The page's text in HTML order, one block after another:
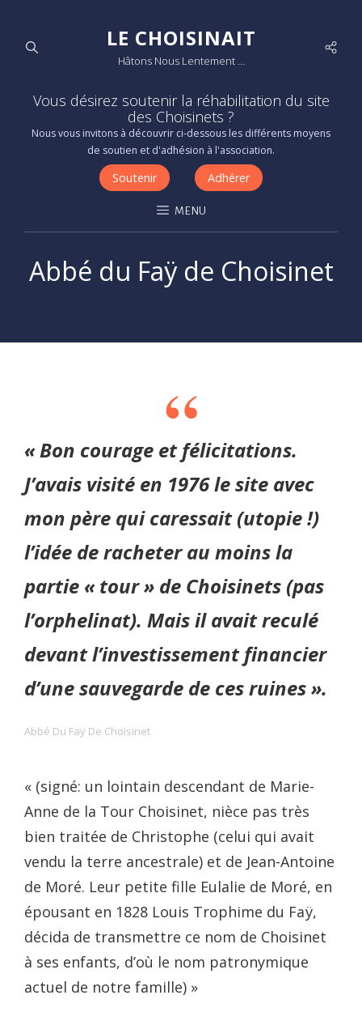
LE CHOISINAIT
Hâtons Nous Lentement …
Vous désirez soutenir la réhabilitation du site
des Choisinets ?
Nous vous invitons à découvrir ci-dessous les différents moyens
de soutien et d'adhésion à l'association.
Soutenir Adhérer
MENU
Abbé du Faÿ de Choisinet
« Bon courage et félicitations.
J’avais visité en 1976 le site avec
mon père qui caressait (utopie !)
l’idée de racheter au moins la
partie « tour » de Choisinets (pas
l’orphelinat). Mais il avait reculé
devant l’investissement financier
d’une sauvegarde de ces ruines ».
Abbé Du Faÿ De Choisinet
« (signé: un lointain descendant de Marie-
Anne de la Tour Choisinet, nièce pas très
bien traitée de Christophe (celui qui avait
vendu la terre ancestrale) et de Jean-Antoine
de Moré. Leur petite fille Eulalie de Moré, en
épousant en 1828 Louis Trophime du Faÿ,
décida de transmettre ce nom de Choisinet
à ses enfants, d’où le nom patronymique
actuel de notre famille) »